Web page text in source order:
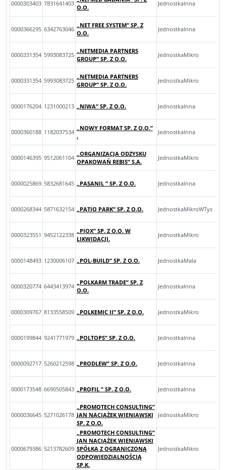
0000303403 7831641403
O.O.
JednostkaInna
0000366295 6342763046
„NET FREE SYSTEM” SP. Z
O.O.
JednostkaInna
0000331354 5993083725
„NETMEDIA PARTNERS
GROUP” SP. Z O.O.
JednostkaMikro
0000331354 5993083725
„NETMEDIA PARTNERS
GROUP” SP. Z O.O.
JednostkaMikro
0000176204 1231000213 „NIWA” SP. Z O.O. JednostkaInna
0000360188 1182037534
„NOWY FORMAT SP. Z O.O.”
.
JednostkaInna
0000146395 9512061104
„ORGANIZACJA ODZYSKU
OPAKOWAŃ REBIS” S.A.
JednostkaMikro
0000025869 5832681645 „PASANIL ” SP. Z O.O. JednostkaInna
0000268344 5871632154 „PATIO PARK” SP. Z O.O. JednostkaMikroWTys
0000323551 9452122338
„PIOX” SP. Z O.O. W
LIKWIDACJI.
JednostkaMikro
0000148493 1230006107 „POL-BUILD” SP. Z O.O. JednostkaMala
0000320774 6443413974
„POLKARM TRADE” SP. Z
O.O.
JednostkaInna
0000309767 8133558509 „POLKEMIC II” SP. Z O.O. JednostkaMikro
0000199844 9241771979 „POLTOPS” SP. Z O.O. JednostkaInna
0000092717 5260212598 „PRODLEW” SP. Z O.O. JednostkaInna
0000173548 6690505843 „PROFIL ” SP. Z O.O. JednostkaInna
0000036645 5271026178
„PROMOTECH CONSULTING”
JAN NACIĄŻEK WIENIAWSKI
SP. Z O.O.
JednostkaMikro
0000679386 5213782609
„PROMOTECH CONSULTING”
JAN NACIĄŻEK WIENIAWSKI
SPÓŁKA Z OGRANICZONĄ
ODPOWIEDZIALNOŚCIĄ
SP.K.
JednostkaMikro